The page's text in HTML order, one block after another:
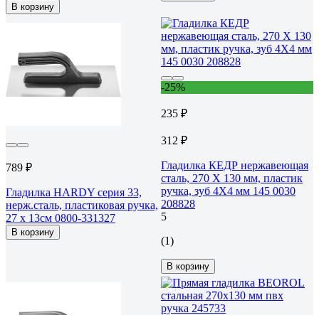
В корзину
789 ₽
Гладилка HARDY серия 33,
нерж.сталь, пластиковая ручка,
27 x 13см 0800-331327
В корзину
-25%
235 ₽
312 ₽
Гладилка КЕДР нержавеющая
сталь, 270 Х 130 мм, пластик
ручка, зуб 4Х4 мм 145 0030
208828
5
(1)
В корзину